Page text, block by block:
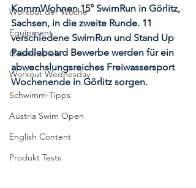
Workout der Woche
Equipment
Gewinnspiele
Workout Wednesday
Schwimm-Tipps
Austria Swim Open
English Content
Produkt Tests
KommWohnen 15° SwimRun in Görlitz,
Sachsen, in die zweite Runde. 11
verschiedene SwimRun und Stand Up
Paddleboard Bewerbe werden für ein
abwechslungsreiches Freiwassersport
Wochenende in Görlitz sorgen.